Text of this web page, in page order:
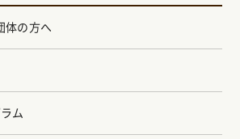
体の方へ
ム